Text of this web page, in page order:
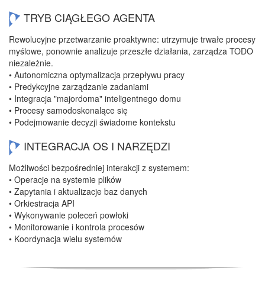
TRYB CIĄGŁEGO AGENTA
Rewolucyjne przetwarzanie proaktywne: utrzymuje trwałe procesy
myślowe, ponownie analizuje przeszłe działania, zarządza TODO
niezależnie.
• Autonomiczna optymalizacja przepływu pracy
• Predykcyjne zarządzanie zadaniami
• Integracja "majordoma" inteligentnego domu
• Procesy samodoskonalące się
• Podejmowanie decyzji świadome kontekstu
INTEGRACJA OS I NARZĘDZI
Możliwości bezpośredniej interakcji z systemem:
• Operacje na systemie plików
• Zapytania i aktualizacje baz danych
• Orkiestracja API
• Wykonywanie poleceń powłoki
• Monitorowanie i kontrola procesów
• Koordynacja wielu systemów